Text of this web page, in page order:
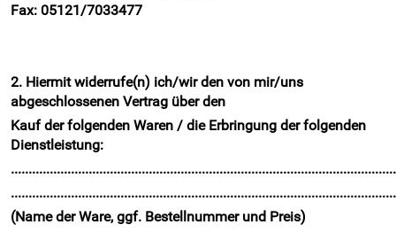
Fax: 05121/7033477
2. Hiermit widerrufe(n) ich/wir den von mir/uns
abgeschlossenen Vertrag über den
Kauf der folgenden Waren / die Erbringung der folgenden
Dienstleistung:
(Name der Ware, ggf. Bestellnummer und Preis)